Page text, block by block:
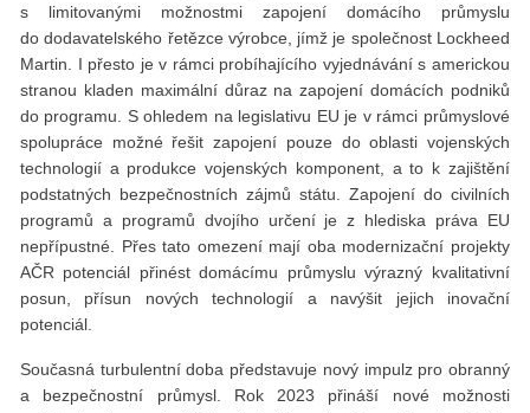
s limitovanými možnostmi zapojení domácího průmyslu
do dodavatelského řetězce výrobce, jímž je společnost Lockheed
Martin. I přesto je v rámci probíhajícího vyjednávání s americkou
stranou kladen maximální důraz na zapojení domácích podniků
do programu. S ohledem na legislativu EU je v rámci průmyslové
spolupráce možné řešit zapojení pouze do oblasti vojenských
technologií a produkce vojenských komponent, a to k zajištění
podstatných bezpečnostních zájmů státu. Zapojení do civilních
programů a programů dvojího určení je z hlediska práva EU
nepřípustné. Přes tato omezení mají oba modernizační projekty
AČR potenciál přinést domácímu průmyslu výrazný kvalitativní
posun, přísun nových technologií a navýšit jejich inovační
potenciál.
Současná turbulentní doba představuje nový impulz pro obranný
a bezpečnostní průmysl. Rok 2023 přináší nové možnosti